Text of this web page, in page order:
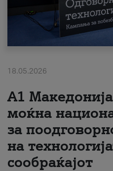
Поддршка
Надополни кредит
#ПодобарОнлајн
18.05.2026
A1
моќна
за
на
сообраќајот